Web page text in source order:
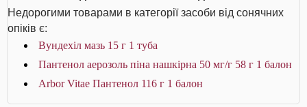
Недорогими товарами в категорії засоби від сонячних
опіків є:
Вундехіл мазь 15 г 1 туба
Пантенол аерозоль піна нашкірна 50 мг/г 58 г 1 балон
Arbor Vitae Пантенол 116 г 1 балон